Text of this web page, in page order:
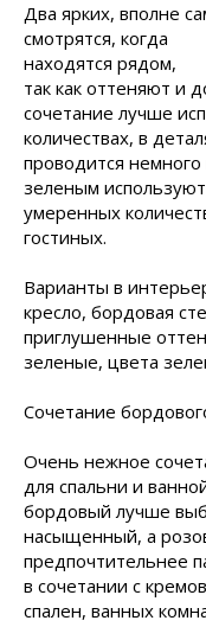
Два ярких, вполне
смотрятся, когда
находятся рядом,
так как оттеняют и
сочетание лучше
количествах, в
проводится
зеленым используют
умеренных
гостиных.
Варианты в
кресло, бордовая
приглушенные
зеленые, цвета
Сочетание
Очень нежное
для спальни и
бордовый лучше
насыщенный, а
предпочтительнее
в сочетании с
спален, ванных